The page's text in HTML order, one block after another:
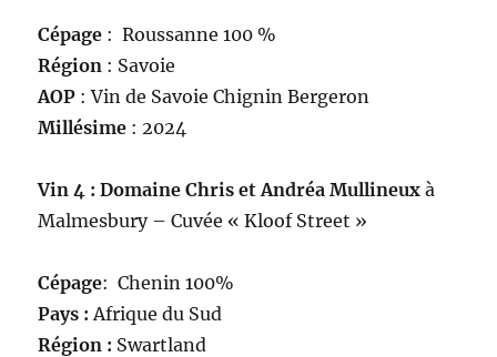
Cépage : Roussanne 100 %
Région : Savoie
AOP : Vin de Savoie Chignin Bergeron
Millésime : 2024
Vin 4 : Domaine Chris et Andréa Mullineuxà
Malmesbury – Cuvée « Kloof Street »
Cépage: Chenin 100%
Pays : Afrique du Sud
Région : Swartland